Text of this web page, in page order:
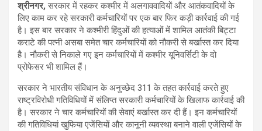
श्रीनगर, सरकार में रहकर कश्मीर में अलगाववादियों और आतंकवादियों के
लिए काम कर रहे सरकारी कर्मचारियों पर एक बार फिर कड़ी कार्रवाई की गई
है। इस बार सरकार ने कश्मीरी हिंदुओं की हत्याओं में शामिल आतंकी बिट्टा
कराटे की पत्नी असबा समेत चार कर्मचारियों को नौकरी से बर्खास्त कर दिया
है। नौकरी से निकाले गए इन कर्मचारियों में कश्मीर यूनिवर्सिटी के दो
प्रोफेसर भी शामिल हैं।
सरकार ने भारतीय संविधान के अनुच्छेद 311 के तहत कार्रवाई करते हुए
राष्ट्रविरोधी गतिविधियों में संलिप्त सरकारी कर्मचारियों के खिलाफ कार्रवाई की
है। सरकार ने चार कर्मचारियों की सेवाएं बर्खास्त कर दी हैं। इन कर्मचारियों
की गतिविधियां खुफिया एजेंसियों और कानूनी व्यवस्था बनाने वाली एजेंसियों के